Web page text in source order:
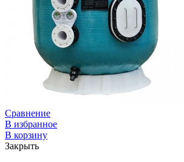
Сравнение
В избранное
В корзину
Закрыть